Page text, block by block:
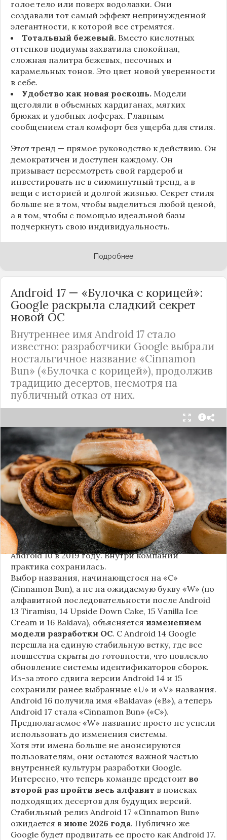
голое тело или поверх водолазки. Они
создавали тот самый эффект непринужденной
элегантности, к которой все стремятся.
Тотальный бежевый. Вместо кислотных
оттенков подиумы захватила спокойная,
сложная палитра бежевых, песочных и
карамельных тонов. Это цвет новой уверенности
в себе.
Удобство как новая роскошь. Модели
щеголяли в объемных кардиганах, мягких
брюках и удобных лоферах. Главным
сообщением стал комфорт без ущерба для стиля.
Этот тренд — прямое руководство к действию. Он
демократичен и доступен каждому. Он
призывает пересмотреть свой гардероб и
инвестировать не в сиюминутный тренд, а в
вещи с историей и долгой жизнью. Секрет стиля
больше не в том, чтобы выделиться любой ценой,
а в том, чтобы с помощью идеальной базы
подчеркнуть свою индивидуальность.
Подробнее
Android 17 — «Булочка с корицей»:
Google раскрыла сладкий секрет
новой ОС
Внутреннее имя Android 17 стало
известно: разработчики Google выбрали
ностальгичное название «Cinnamon
Bun» («Булочка с корицей»), продолжив
традицию десертов, несмотря на
публичный отказ от них.
Стало известно внутреннее кодовое имя
следующей крупной версии Android. Как
сообщают источники, Android 17, релиз которой
ожидается в 2026 году, разрабатывается под
названием«Cinnamon Bun»(«Булочка с
корицей»).
Это решение продолжает знаменитую традицию
Google называть версии Android в честь
сладостей и десертов (Cupcake, Donut, KitKat и
т.д.), хотя компанияпрекратила публично
использовать эти именас момента выхода
Android 10 в 2019 году. Внутри компании
практика сохранилась.
Выбор названия, начинающегося на «C»
(Cinnamon Bun), а не на ожидаемую букву «W» (по
алфавитной последовательности после Android
13 Tiramisu, 14 Upside Down Cake, 15 Vanilla Ice
Cream и 16 Baklava), объясняется изменением
модели разработки ОС. С Android 14 Google
перешла на единую стабильную ветку, где все
новшества скрыты до готовности, что повлекло
обновление системы идентификаторов сборок.
Из-за этого сдвига версии Android 14 и 15
сохранили ранее выбранные «U» и «V» названия.
Android 16 получила имя «Baklava» («B»), а теперь
Android 17 стала «Cinnamon Bun» («C»).
Предполагаемое «W» название просто не успели
использовать до изменения системы.
Хотя эти имена больше не анонсируются
пользователям, они остаются важной частью
внутренней культуры разработки Google.
Интересно, что теперь команде предстоит во
второй раз пройти весь алфавит в поисках
подходящих десертов для будущих версий.
Стабильный релиз Android 17 «Cinnamon Bun»
ожидается в июне 2026 года. Публично же
Google будет продвигать ее просто как Android 17.